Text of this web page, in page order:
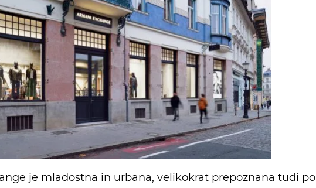
je mladostna in urbana, velikokrat prepoznana tudi po